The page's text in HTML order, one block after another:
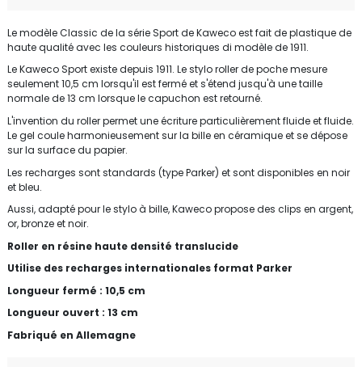
Le modèle Classic de la série Sport de Kaweco est fait de plastique de
haute qualité avec les couleurs historiques di modèle de 1911.
Le Kaweco Sport existe depuis 1911. Le stylo roller de poche mesure
seulement 10,5 cm lorsqu'il est fermé et s'étend jusqu'à une taille
normale de 13 cm lorsque le capuchon est retourné.
L'invention du roller permet une écriture particulièrement fluide et fluide.
Le gel coule harmonieusement sur la bille en céramique et se dépose
sur la surface du papier.
Les recharges sont standards (type Parker) et sont disponibles en noir
et bleu.
Aussi, adapté pour le stylo à bille, Kaweco propose des clips en argent,
or, bronze et noir.
Roller en résine haute densité translucide
Utilise des recharges internationales format Parker
Longueur fermé : 10,5 cm
Longueur ouvert : 13 cm
Fabriqué en Allemagne